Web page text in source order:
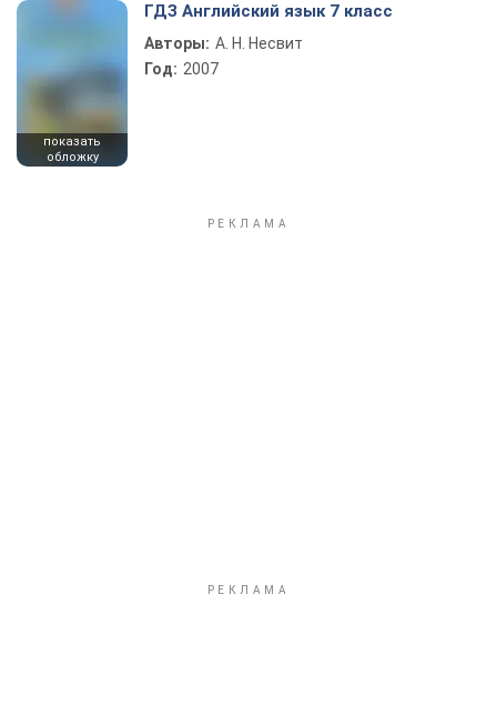
показать
обложку
ГДЗ Английский язык 7 класс
Авторы: А. Н. Несвит
Год: 2007